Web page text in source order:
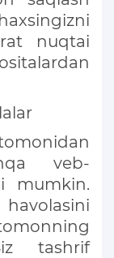
nuqtai
veb-
mumkin.
tashrif